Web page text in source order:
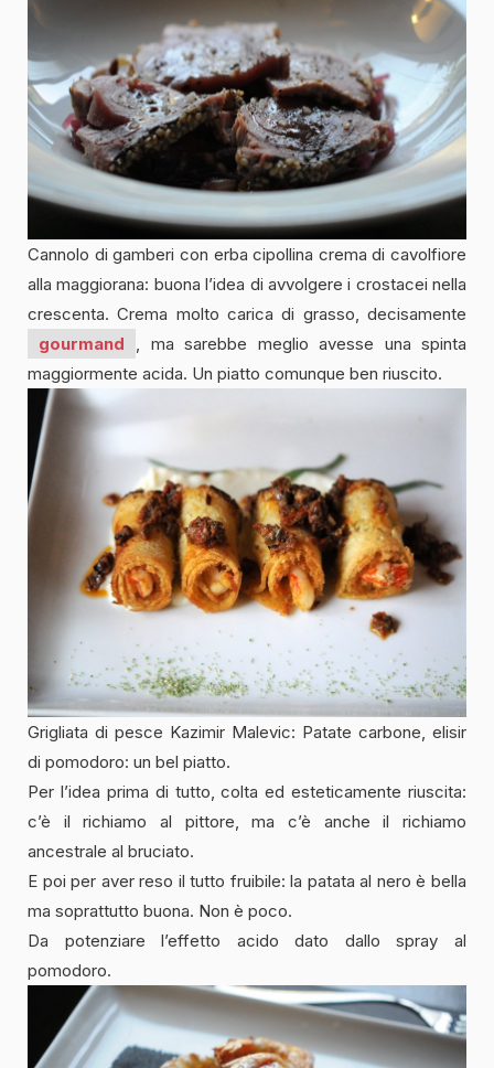
Cannolo di gamberi con erba cipollina crema di cavolfiore
alla maggiorana: buona l’idea di avvolgere i crostacei nella
crescenta. Crema molto carica di grasso, decisamente
gourmand
, ma sarebbe meglio avesse una spinta
maggiormente acida. Un piatto comunque ben riuscito.
Grigliata di pesce Kazimir Malevic: Patate carbone, elisir
di pomodoro: un bel piatto.
Per l’idea prima di tutto, colta ed esteticamente riuscita:
c’è il richiamo al pittore, ma c’è anche il richiamo
ancestrale al bruciato.
E poi per aver reso il tutto fruibile: la patata al nero è bella
ma soprattutto buona. Non è poco.
Da potenziare l’effetto acido dato dallo spray al
pomodoro.